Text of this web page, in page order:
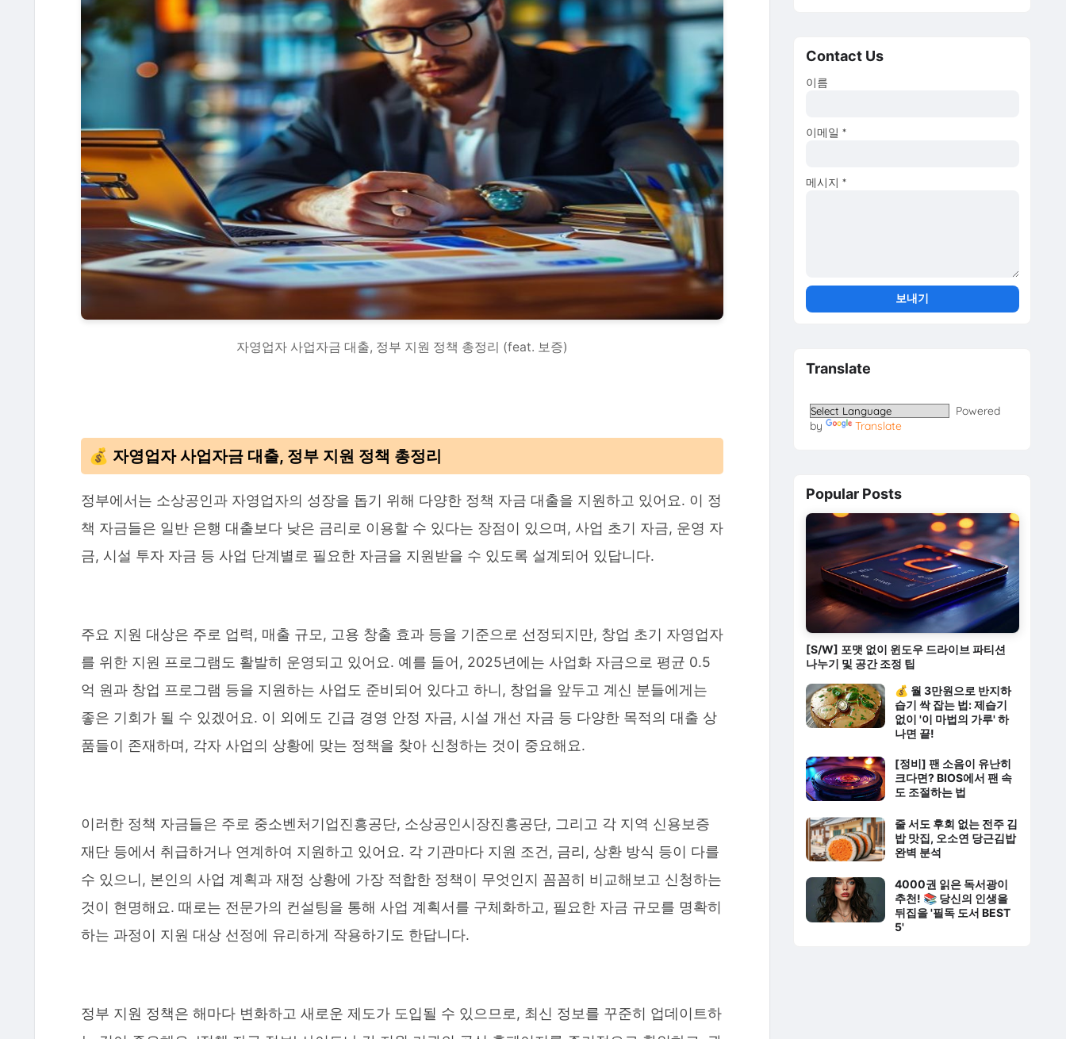
자영업자 사업자금 대출, 정부 지원 정책 총정리 (feat. 보증)
💰 자영업자 사업자금 대출, 정부 지원 정책 총정리
정부에서는 소상공인과 자영업자의 성장을 돕기 위해 다양한 정책 자금 대출을 지원하고 있어요. 이 정
책 자금들은 일반 은행 대출보다 낮은 금리로 이용할 수 있다는 장점이 있으며, 사업 초기 자금, 운영 자
금, 시설 투자 자금 등 사업 단계별로 필요한 자금을 지원받을 수 있도록 설계되어 있답니다.
주요 지원 대상은 주로 업력, 매출 규모, 고용 창출 효과 등을 기준으로 선정되지만, 창업 초기 자영업자
를 위한 지원 프로그램도 활발히 운영되고 있어요. 예를 들어, 2025년에는 사업화 자금으로 평균 0.5
억 원과 창업 프로그램 등을 지원하는 사업도 준비되어 있다고 하니, 창업을 앞두고 계신 분들에게는
좋은 기회가 될 수 있겠어요. 이 외에도 긴급 경영 안정 자금, 시설 개선 자금 등 다양한 목적의 대출 상
품들이 존재하며, 각자 사업의 상황에 맞는 정책을 찾아 신청하는 것이 중요해요.
이러한 정책 자금들은 주로 중소벤처기업진흥공단, 소상공인시장진흥공단, 그리고 각 지역 신용보증
재단 등에서 취급하거나 연계하여 지원하고 있어요. 각 기관마다 지원 조건, 금리, 상환 방식 등이 다를
수 있으니, 본인의 사업 계획과 재정 상황에 가장 적합한 정책이 무엇인지 꼼꼼히 비교해보고 신청하는
것이 현명해요. 때로는 전문가의 컨설팅을 통해 사업 계획서를 구체화하고, 필요한 자금 규모를 명확히
하는 과정이 지원 대상 선정에 유리하게 작용하기도 한답니다.
정부 지원 정책은 해마다 변화하고 새로운 제도가 도입될 수 있으므로, 최신 정보를 꾸준히 업데이트하
Contact Us
이름
이메일 *
메시지 *
Translate
Powered
by
Translate
Popular Posts
[S/W] 포맷 없이 윈도우 드라이브 파티션
나누기 및 공간 조정 팁
💰 월 3만원으로 반지하
습기 싹 잡는 법: 제습기
없이 '이 마법의 가루' 하
나면 끝!
[정비] 팬 소음이 유난히
크다면? BIOS에서 팬 속
도 조절하는 법
줄 서도 후회 없는 전주 김
밥 맛집, 오소연 당근김밥
완벽 분석
4000권 읽은 독서광이
추천! 📚 당신의 인생을
뒤집을 '필독 도서 BEST
5'